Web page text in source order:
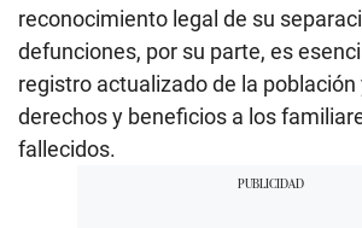
reconocimiento legal de su
defunciones, por su parte, es
registro actualizado de la población
derechos y beneficios a los
fallecidos.